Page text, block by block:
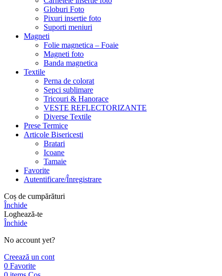
Globuri Foto
Pixuri insertie foto
Suporti meniuri
Magneti
Folie magnetica – Foaie
Magneti foto
Banda magnetica
Textile
Perna de colorat
Sepci sublimare
Tricouri & Hanorace
VESTE REFLECTORIZANTE
Diverse Textile
Prese Termice
Articole Bisericesti
Bratari
Icoane
Tamaie
Favorite
Autentificare/Înregistrare
Coș de cumpărături
Închide
Loghează-te
Închide
No account yet?
Creează un cont
0 Favorite